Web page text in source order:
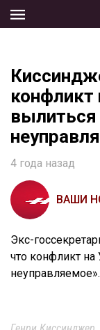
the
конфликт
вылиться
4 года назад
ВАШИ
Экс-
что конфликт на
неуправляемое».